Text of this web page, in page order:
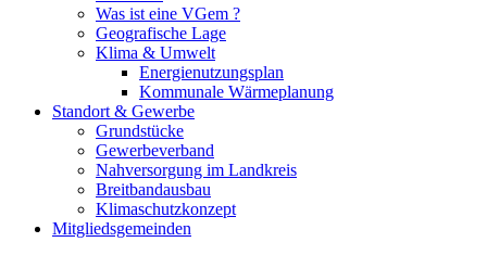
Was ist eine VGem ?
Geografische Lage
Klima & Umwelt
Energienutzungsplan
Kommunale Wärmeplanung
Standort & Gewerbe
Grundstücke
Gewerbeverband
Nahversorgung im Landkreis
Breitbandausbau
Klimaschutzkonzept
Mitgliedsgemeinden